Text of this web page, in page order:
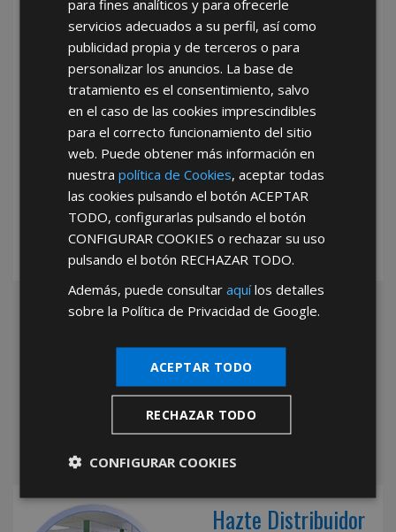
He leído y acepto laPolítica de Privacidad
*Abstenerse particulares, sólo venta a tiendas y empresas minoristas y
mayoristas.
Hazte Distribuidor
para fines analíticos y para ofrecerle
servicios adecuados a su perfil, así como
publicidad propia y de terceros o para
personalizar los anuncios. La base de
tratamiento es el consentimiento, salvo
en el caso de las cookies imprescindibles
para el correcto funcionamiento del sitio
web. Puede obtener más información en
nuestrapolítica de Cookies, aceptar todas
las cookies pulsando el botónACEPTAR
TODO, configurarlas pulsando el botón
CONFIGURAR COOKIES o rechazar su uso
pulsando el botón RECHAZAR TODO.
Además, puede consultaraquílos detalles
sobre la Política de Privacidad de Google.
ACEPTAR TODO
RECHAZAR TODO
CONFIGURAR COOKIES